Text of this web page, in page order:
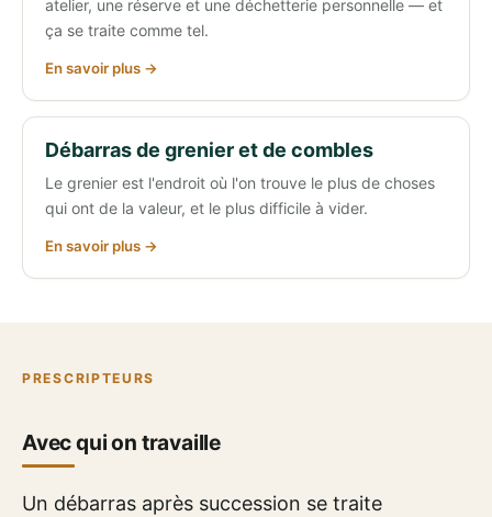
atelier, une réserve et une déchetterie personnelle — et
ça se traite comme tel.
En savoir plus →
Débarras de grenier et de combles
Le grenier est l'endroit où l'on trouve le plus de choses
qui ont de la valeur, et le plus difficile à vider.
En savoir plus →
PRESCRIPTEURS
Avec qui on travaille
Un débarras après succession se traite